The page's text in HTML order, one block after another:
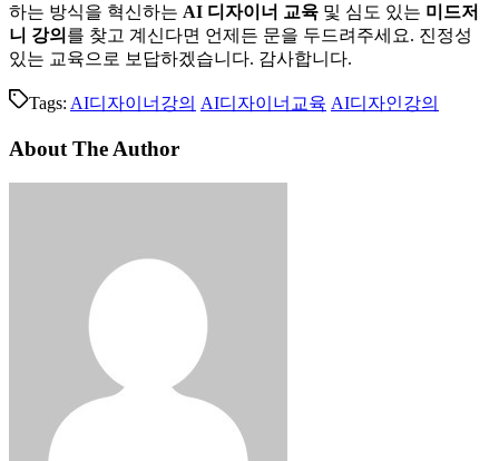
하는 방식을 혁신하는 AI 디자이너 교육 및 심도 있는 미드저
니 강의 를 찾고 계신다면 언제든 문을 두드려주세요. 진정성
있는 교육으로 보답하겠습니다. 감사합니다.
Tags: AI디자이너강의 AI디자이너교육 AI디자인강의
About The Author